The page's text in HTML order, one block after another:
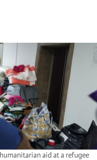
aid at a refugee